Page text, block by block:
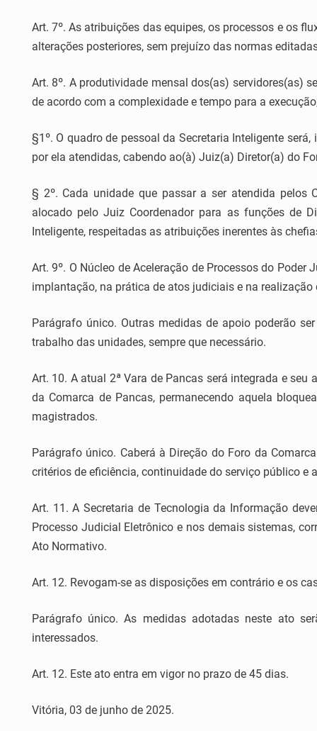
Art. 7º. As atribuições das equipes, os processos e os
alterações posteriores, sem prejuízo das normas
Art. 8º. A produtividade mensal dos(as) servidores(as)
de acordo com a complexidade e tempo para a
§1º. O quadro de pessoal da Secretaria Inteligente
por ela atendidas, cabendo ao(à) Juiz(a) Diretor(a) do
§ 2º. Cada unidade que passar a ser atendida pelos
alocado pelo Juiz Coordenador para as funções de
Inteligente, respeitadas as atribuições inerentes às
Art. 9º. O Núcleo de Aceleração de Processos do
implantação, na prática de atos judiciais e na realização
Parágrafo único. Outras medidas de apoio poderão
trabalho das unidades, sempre que necessário.
Art. 10. A atual 2ª Vara de Pancas será integrada e
da Comarca de Pancas, permanecendo aquela
magistrados.
Parágrafo único. Caberá à Direção do Foro da
critérios de eficiência, continuidade do serviço público e
Art. 11. A Secretaria de Tecnologia da Informação
Processo Judicial Eletrônico e nos demais sistemas,
Ato Normativo.
Art. 12. Revogam-se as disposições em contrário e os
Parágrafo único. As medidas adotadas neste ato
interessados.
Art. 12. Este ato entra em vigor no prazo de 45 dias.
Vitória, 03 de junho de 2025.